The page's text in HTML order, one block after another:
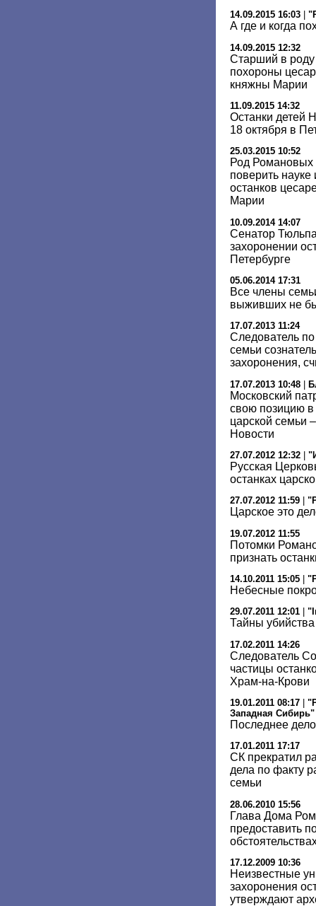
14.09.2015 16:03
А где и когда
14.09.2015 12:32
Старший в
похороны
княжны Марии
11.09.2015 14:32
Останки детей
18 октября в
25.03.2015 10:52
Род Романовых
поверить науке
останков
Марии
10.09.2014 14:07
Сенатор
захоронении
Петербурге
05.06.2014 17:31
Все члены
выживших не
17.07.2013 11:24
Следователь
семьи
захоронения,
17.07.2013 10:48 |
Московский
свою позицию в
царской семьи
Новости
27.07.2012 12:32
Русская
останках
27.07.2012 11:59
Царское это
19.07.2012 11:55
Потомки
признать
14.10.2011 15:05
Небесные
29.07.2011 12:01
Тайны
17.02.2011 14:26
Следователь
частицы
Храм-на-Крови
19.01.2011 08:17
Западная Сибирь"
Последнее
17.01.2011 17:17
СК прекратил
дела по факту
семьи
28.06.2010 15:56
Глава Дома
предоставить
17.12.2009 10:36
Неизвестные
захоронения
утверждают